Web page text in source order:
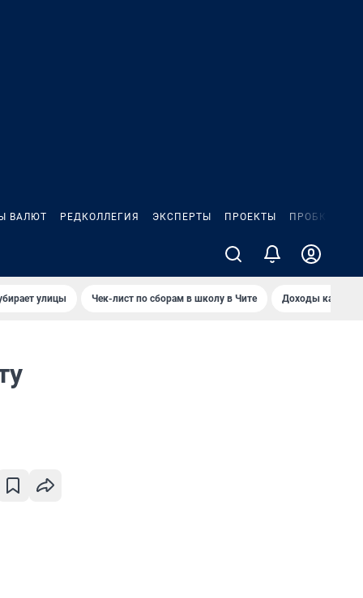
ВАЛЮТ РЕДКОЛЛЕГИЯ ЭКСПЕРТЫ ПРОЕКТЫ ПРОБКИ
улицы Чек-лист по сборам в школу в Чите Доходы